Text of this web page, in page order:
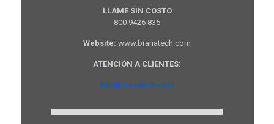
LLAME SIN COSTO
800 9426 835
Website: www.branatech.com
ATENCIÓN A CLIENTES:
info@branatech.com